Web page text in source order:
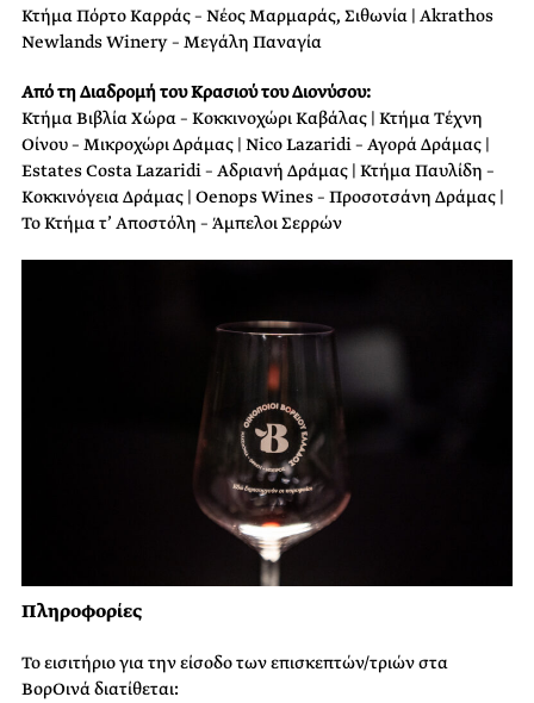
Κτήμα Πόρτο Καρράς – Νέος Μαρμαράς, Σιθωνία | Akrathos
Newlands Winery – Μεγάλη Παναγία
Από τη Διαδρομή του Κρασιού του Διονύσου:
Κτήμα Βιβλία Χώρα – Κοκκινοχώρι Καβάλας | Κτήμα Τέχνη
Οίνου – Μικροχώρι Δράμας | Nico Lazaridi – Αγορά Δράμας |
Estates Costa Lazaridi – Αδριανή Δράμας | Κτήμα Παυλίδη –
Κοκκινόγεια Δράμας | Oenops Wines – Προσοτσάνη Δράμας |
Το Κτήμα τ’ Αποστόλη – Άμπελοι Σερρών
Πληροφορίες
Το εισιτήριο για την είσοδο των επισκεπτών/τριών στα
ΒορΟινά διατίθεται: